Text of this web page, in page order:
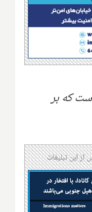
که بر
این تبلیغات